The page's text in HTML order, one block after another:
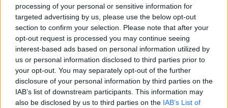
processing of your personal or sensitive information for
targeted advertising by us, please use the below opt-out
section to confirm your selection. Please note that after your
opt-out request is processed you may continue seeing
interest-based ads based on personal information utilized by
us or personal information disclosed to third parties prior to
your opt-out. You may separately opt-out of the further
disclosure of your personal information by third parties on the
IAB’s list of downstream participants. This information may
also be disclosed by us to third parties on the IAB’s List of
Lenovo/IBM ThinkPad T T510i
Lenovo/IBM ThinkPad T T520
Lenovo/IBM ThinkPad T T520i
Lenovo/IBM ThinkPad T T530
Lenovo/IBM ThinkPad T T530i
Lenovo/IBM ThinkPad W W510
Lenovo/IBM ThinkPad W W520
Lenovo/IBM ThinkPad W W530